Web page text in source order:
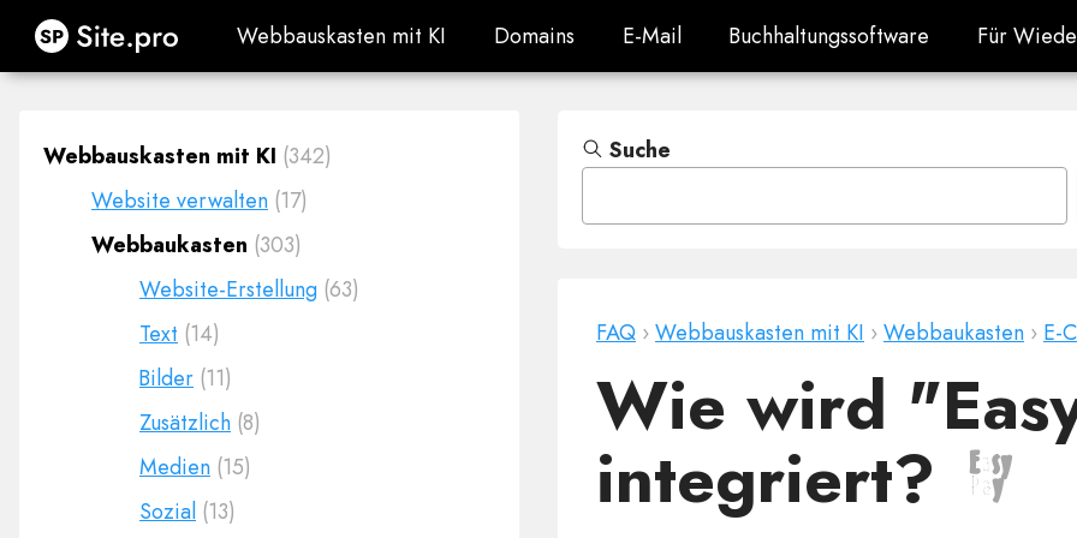
Site.pro Webbauskasten mit KI
Webbauskasten mit KI Domains
Domains E-Mail
E-Mail Buchhaltungssoftware
Buchhaltungssoftware Für
Für
Webbauskasten mit KI (342)
Website verwalten (17)
Webbaukasten (303)
Website-Erstellung (63)
Text (14)
Bilder (11)
Zusätzlich (8)
Medien (15)
Sozial (13)
Suche
FAQ ›Webbauskasten mit KI ›Webbaukasten › E-
Wie wird
integriert?